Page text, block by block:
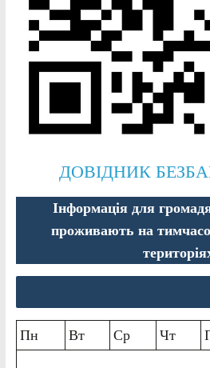
ДОВІДНИК
Інформація для
проживають на
Пн Вт Ср Чт